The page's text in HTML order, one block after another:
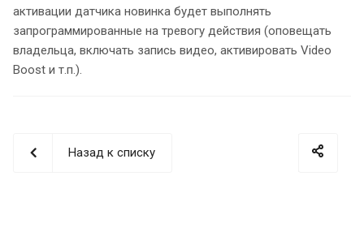
активации датчика новинка будет выполнять
запрограммированные на тревогу действия (оповещать
владельца, включать запись видео, активировать Video
Boost и т.п.).
Назад к списку